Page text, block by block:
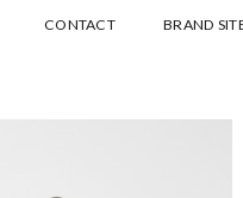
CONTACT BRAND